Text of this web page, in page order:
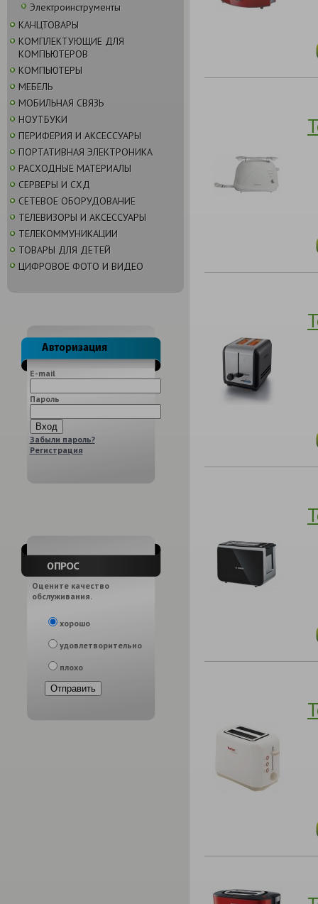
Электроинструменты
КАНЦТОВАРЫ
КОМПЛЕКТУЮЩИЕ ДЛЯ
КОМПЬЮТЕРОВ
КОМПЬЮТЕРЫ
МЕБЕЛЬ
МОБИЛЬНАЯ СВЯЗЬ
НОУТБУКИ
ПЕРИФЕРИЯ И АКСЕССУАРЫ
ПОРТАТИВНАЯ ЭЛЕКТРОНИКА
РАСХОДНЫЕ МАТЕРИАЛЫ
СЕРВЕРЫ И СХД
СЕТЕВОЕ ОБОРУДОВАНИЕ
ТЕЛЕВИЗОРЫ И АКСЕССУАРЫ
ТЕЛЕКОММУНИКАЦИИ
ТОВАРЫ ДЛЯ ДЕТЕЙ
ЦИФРОВОЕ ФОТО И ВИДЕО
E-mail
Пароль
Забыли пароль?
Регистрация
Оцените качество
обслуживания.
хорошо
удовлетворительно
плохо